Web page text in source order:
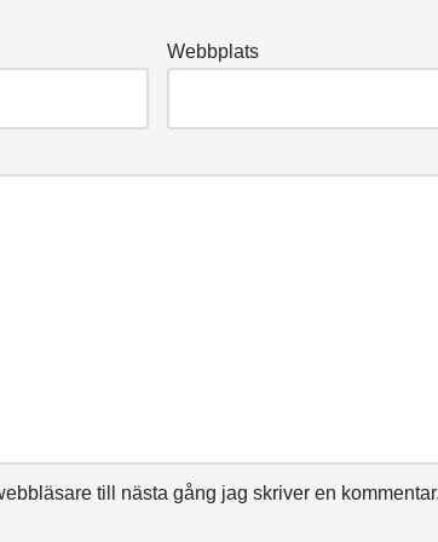
Webbplats
till nästa gång jag skriver en